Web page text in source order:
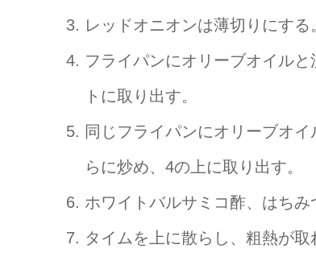
レッドオニオンは薄切りにする
フライパンにオリーブオイル
トに取り出す。
同じフライパンにオリーブオ
らに炒め、4の上に取り出す。
ホワイトバルサミコ酢、はち
タイムを上に散らし、粗熱が取